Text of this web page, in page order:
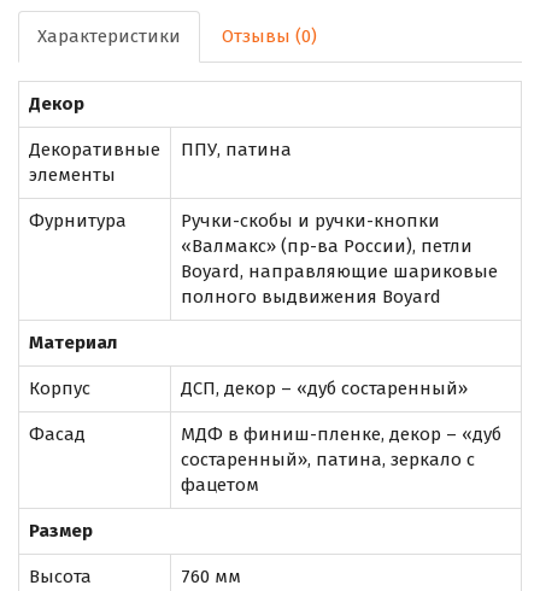
Характеристики Отзывы (0)
Декор
Декоративные
элементы
ППУ, патина
Фурнитура
Ручки-скобы и ручки-кнопки
«Валмакс» (пр-ва России), петли
Boyard, направляющие шариковые
полного выдвижения Boyard
Материал
Корпус ДСП, декор – «дуб состаренный»
Фасад
МДФ в финиш-пленке, декор – «дуб
состаренный», патина, зеркало с
фацетом
Размер
Высота 760 мм